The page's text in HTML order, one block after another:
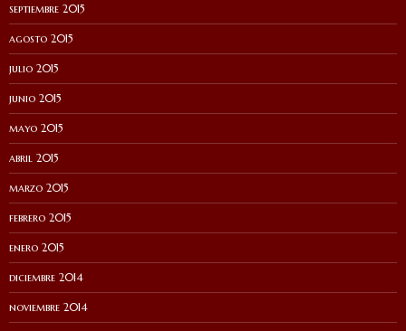
septiembre 2015
agosto 2015
julio 2015
junio 2015
mayo 2015
abril 2015
marzo 2015
febrero 2015
enero 2015
diciembre 2014
noviembre 2014